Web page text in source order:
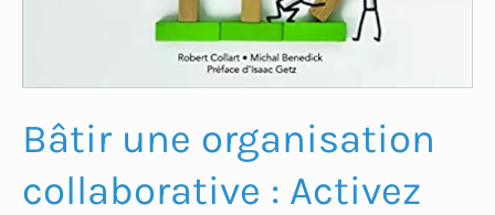
Bâtir une organisation
collaborative : Activez